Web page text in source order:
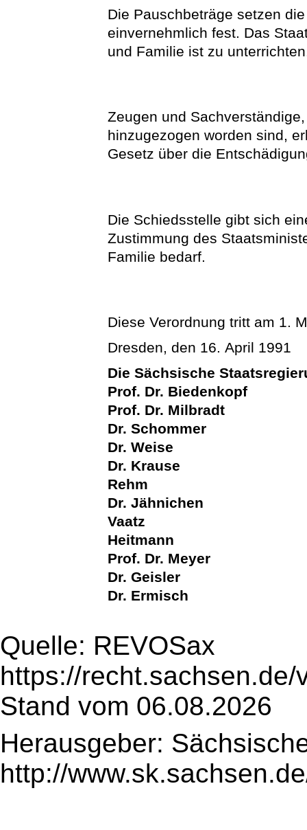
Die Pauschbeträge setzen
einvernehmlich fest. Das
und Familie ist zu
Zeugen und
hinzugezogen worden sind,
Gesetz über die
Die Schiedsstelle gibt sich
Zustimmung des
Familie bedarf.
Diese Verordnung tritt am 1.
Dresden, den 16. April 1991
Die Sächsische
Prof. Dr. Biedenkopf
Prof. Dr. Milbradt
Dr. Schommer
Dr. Weise
Dr. Krause
Rehm
Dr. Jähnichen
Vaatz
Heitmann
Prof. Dr. Meyer
Dr. Geisler
Dr. Ermisch
Quelle: REVOSax
https://
Stand vom 06.08.2026
Herausgeber:
http://